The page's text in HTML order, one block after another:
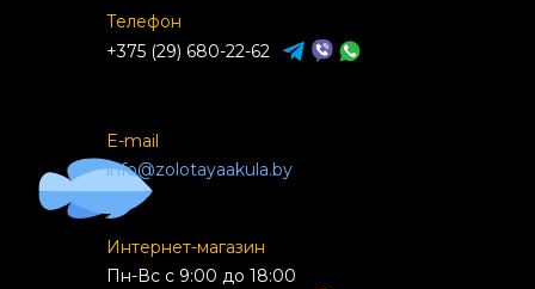
Телефон
+375 (29) 680-22-62
E-mail
info@zolotayaakula.by
Интернет-магазин
Пн-Вс с 9:00 до 18:00